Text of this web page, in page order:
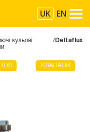
UK EN
кульові
Deltaflux
КЛАПАНИ